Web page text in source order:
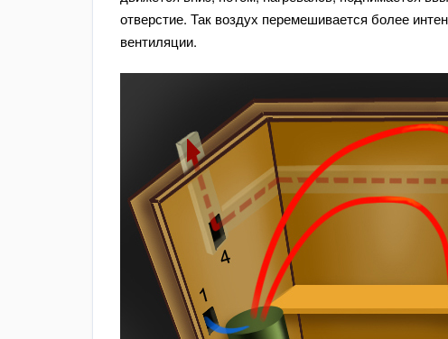
отверстие. Так воздух перемешивается более
вентиляции.